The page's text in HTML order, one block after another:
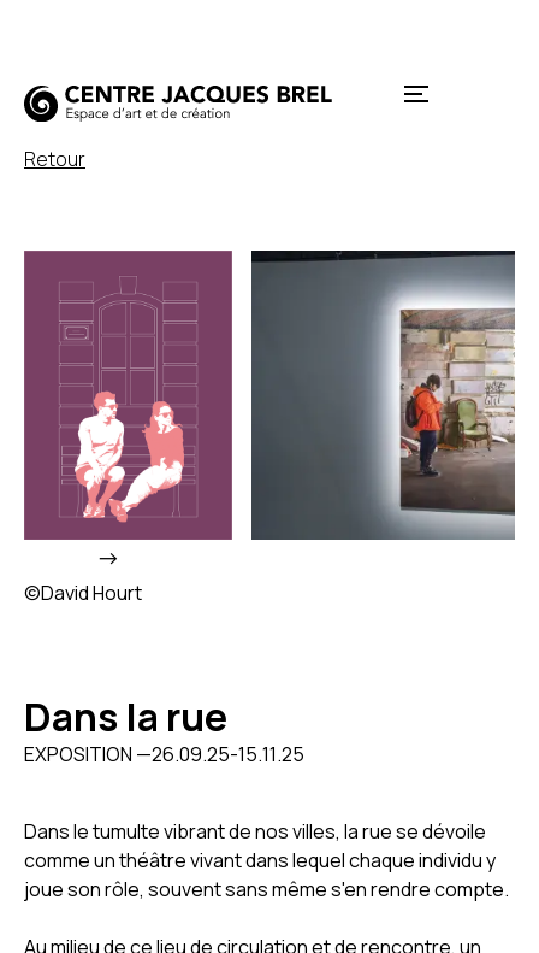
Retour
->
©David Hourt
Dans la rue
EXPOSITION —26.09.25-15.11.25
Dans le tumulte vibrant de nos villes, la rue se dévoile
comme un théâtre vivant dans lequel chaque individu y
joue son rôle, souvent sans même s'en rendre compte.
Au milieu de ce lieu de circulation et de rencontre, un